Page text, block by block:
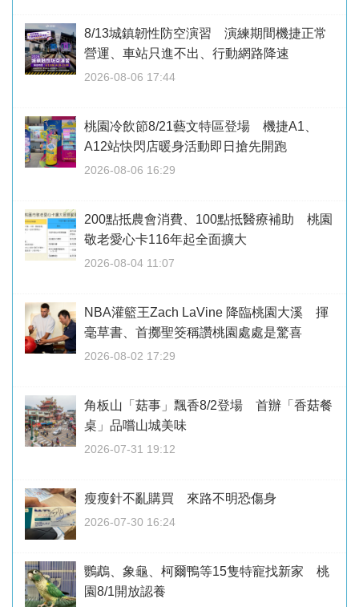
8/13城鎮韌性防空演習 演練期間機捷正常
營運、車站只進不出、行動網路降速
2026-08-06 17:44
桃園冷飲節8/21藝文特區登場 機捷A1、
A12站快閃店暖身活動即日搶先開跑
2026-08-06 16:29
200點抵農會消費、100點抵醫療補助 桃園
敬老愛心卡116年起全面擴大
2026-08-04 11:07
NBA灌籃王Zach LaVine 降臨桃園大溪 揮
毫草書、首擲聖筊稱讚桃園處處是驚喜
2026-08-02 17:29
角板山「菇事」飄香8/2登場 首辦「香菇餐
桌」品嚐山城美味
2026-07-31 19:12
瘦瘦針不亂購買 來路不明恐傷身
2026-07-30 16:24
鸚鵡、象龜、柯爾鴨等15隻特寵找新家 桃
園8/1開放認養